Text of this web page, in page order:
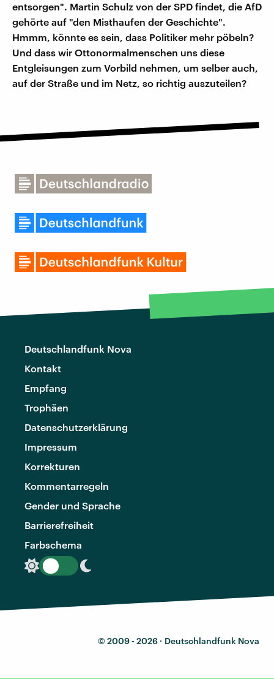
entsorgen". Martin Schulz von der SPD findet, die AfD
gehörte auf "den Misthaufen der Geschichte".
Hmmm, könnte es sein, dass Politiker mehr pöbeln?
Und dass wir Ottonormalmenschen uns diese
Entgleisungen zum Vorbild nehmen, um selber auch,
auf der Straße und im Netz, so richtig auszuteilen?
Deutschlandfunk Nova
Kontakt
Empfang
Trophäen
Datenschutzerklärung
Impressum
Korrekturen
Kommentarregeln
Gender und Sprache
Barrierefreiheit
Farbschema
© 2009 - 2026 · Deutschlandfunk Nova